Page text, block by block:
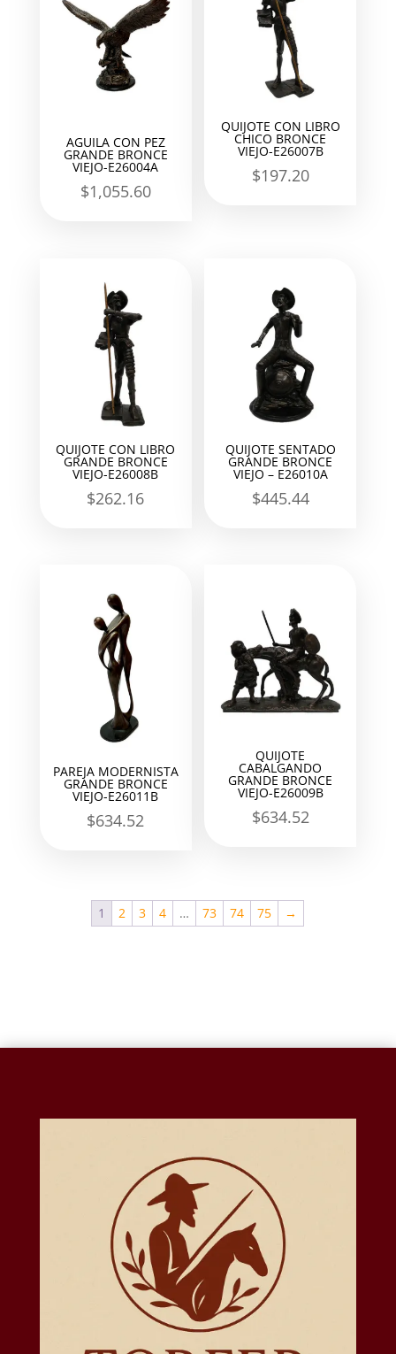
AGUILA CON PEZ
GRANDE BRONCE
VIEJO-E26004A
$1,055.60
QUIJOTE CON LIBRO
CHICO BRONCE
VIEJO-E26007B
$197.20
QUIJOTE CON LIBRO
GRANDE BRONCE
VIEJO-E26008B
$262.16
QUIJOTE SENTADO
GRANDE BRONCE
VIEJO – E26010A
$445.44
PAREJA MODERNISTA
GRANDE BRONCE
VIEJO-E26011B
$634.52
QUIJOTE
CABALGANDO
GRANDE BRONCE
VIEJO-E26009B
$634.52
1 2 3 4 … 73 74 75 →